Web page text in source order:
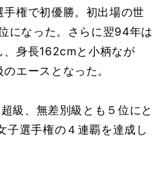
権で初優勝。初出場の世
になった。さらに翌94年は
、身長162cmと小柄なが
エースとなった。
級、無差別級とも５位にと
子選手権の４連覇を達成し